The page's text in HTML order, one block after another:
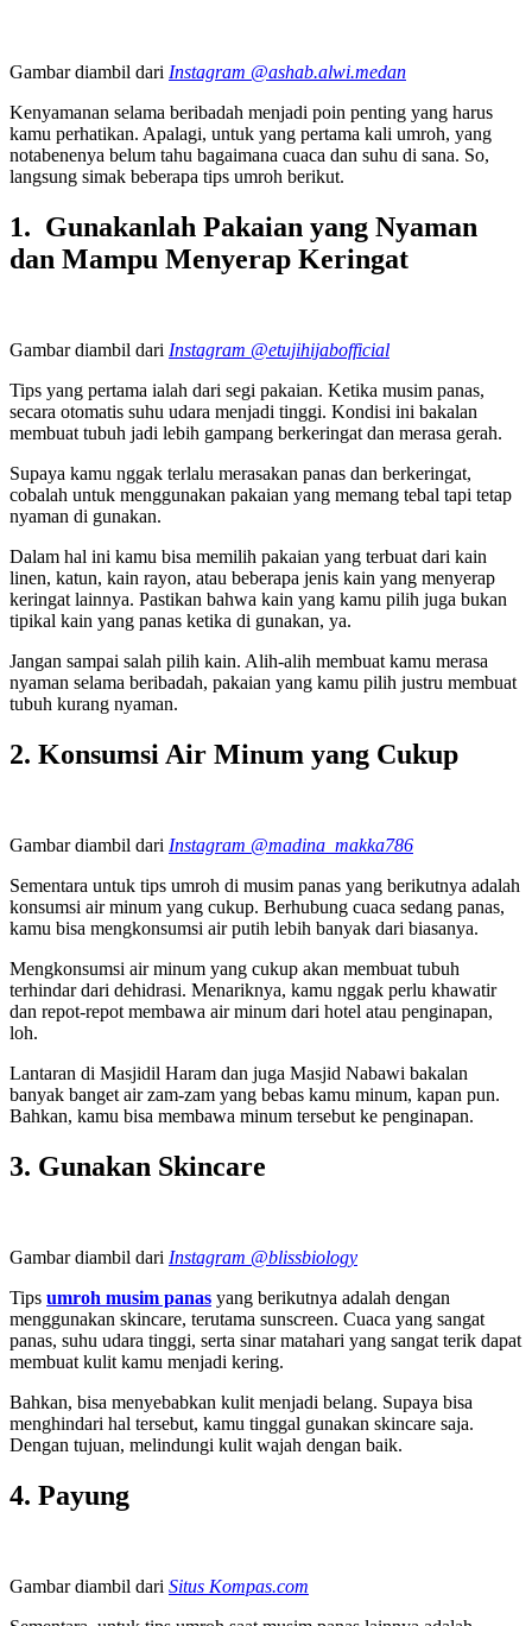
Gambar diambil dari Instagram @ashab.alwi.medan
Kenyamanan selama beribadah menjadi poin penting yang harus
kamu perhatikan. Apalagi, untuk yang pertama kali umroh, yang
notabenenya belum tahu bagaimana cuaca dan suhu di sana. So,
langsung simak beberapa tips umroh berikut.
1. Gunakanlah Pakaian yang Nyaman
dan Mampu Menyerap Keringat
Gambar diambil dari Instagram @etujihijabofficial
Tips yang pertama ialah dari segi pakaian. Ketika musim panas,
secara otomatis suhu udara menjadi tinggi. Kondisi ini bakalan
membuat tubuh jadi lebih gampang berkeringat dan merasa gerah.
Supaya kamu nggak terlalu merasakan panas dan berkeringat,
cobalah untuk menggunakan pakaian yang memang tebal tapi tetap
nyaman di gunakan.
Dalam hal ini kamu bisa memilih pakaian yang terbuat dari kain
linen, katun, kain rayon, atau beberapa jenis kain yang menyerap
keringat lainnya. Pastikan bahwa kain yang kamu pilih juga bukan
tipikal kain yang panas ketika di gunakan, ya.
Jangan sampai salah pilih kain. Alih-alih membuat kamu merasa
nyaman selama beribadah, pakaian yang kamu pilih justru membuat
tubuh kurang nyaman.
2. Konsumsi Air Minum yang Cukup
Gambar diambil dari Instagram @madina_makka786
Sementara untuk tips umroh di musim panas yang berikutnya adalah
konsumsi air minum yang cukup. Berhubung cuaca sedang panas,
kamu bisa mengkonsumsi air putih lebih banyak dari biasanya.
Mengkonsumsi air minum yang cukup akan membuat tubuh
terhindar dari dehidrasi. Menariknya, kamu nggak perlu khawatir
dan repot-repot membawa air minum dari hotel atau penginapan,
loh.
Lantaran di Masjidil Haram dan juga Masjid Nabawi bakalan
banyak banget air zam-zam yang bebas kamu minum, kapan pun.
Bahkan, kamu bisa membawa minum tersebut ke penginapan.
3. Gunakan Skincare
Gambar diambil dari Instagram @blissbiology
Tips umroh musim panas yang berikutnya adalah dengan
menggunakan skincare, terutama sunscreen. Cuaca yang sangat
panas, suhu udara tinggi, serta sinar matahari yang sangat terik dapat
membuat kulit kamu menjadi kering.
Bahkan, bisa menyebabkan kulit menjadi belang. Supaya bisa
menghindari hal tersebut, kamu tinggal gunakan skincare saja.
Dengan tujuan, melindungi kulit wajah dengan baik.
4. Payung
Gambar diambil dari Situs Kompas.com